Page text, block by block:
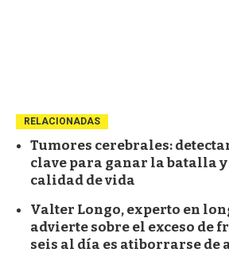
RELACIONADAS
Tumores cerebrales:
clave para ganar la batalla
calidad de vida
Valter Longo, experto en
advierte sobre el exceso de
seis al día es atiborrarse de